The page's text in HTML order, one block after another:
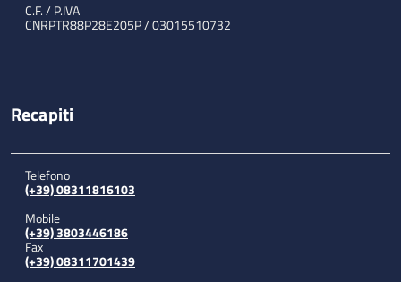
C.F. / P.IVA
CNRPTR88P28E205P / 03015510732
Recapiti
Telefono
(+39) 08311816103
Mobile
(+39) 3803446186
Fax
(+39) 08311701439